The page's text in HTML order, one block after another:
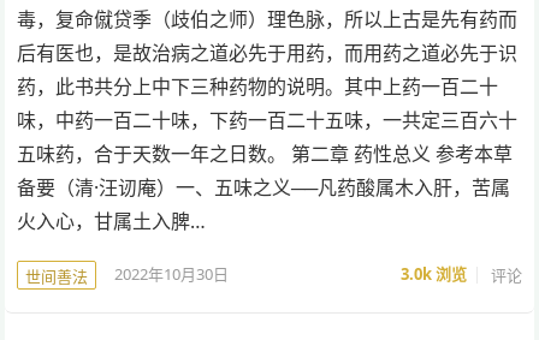
毒，复命僦贷季（歧伯之师）理色脉，所以上古是先有药而
后有医也，是故治病之道必先于用药，而用药之道必先于识
药，此书共分上中下三种药物的说明。其中上药一百二十
味，中药一百二十味，下药一百二十五味，一共定三百六十
五味药，合于天数一年之日数。 第二章 药性总义 参考本草
备要（清·汪讱庵）一、五味之义──凡药酸属木入肝，苦属
火入心，甘属土入脾…
世间善法 2022年10月30日 3.0k浏览 评论